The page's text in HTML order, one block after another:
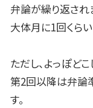
弁論が繰り返され
大体月に1回くら
ただし、よっぽど
第2回以降は弁論
す。